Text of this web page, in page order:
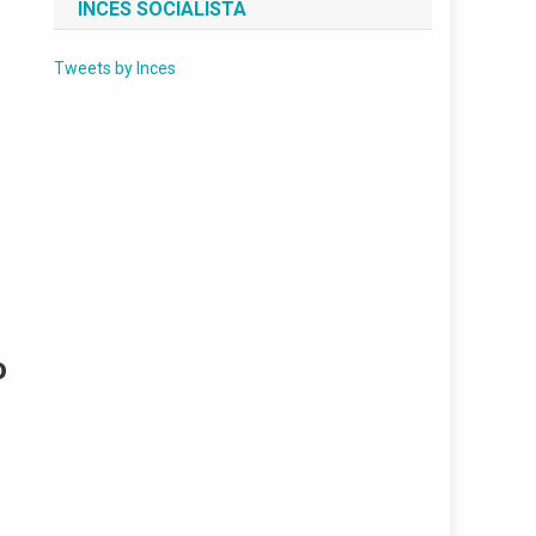
INCES SOCIALISTA
Tweets by Inces